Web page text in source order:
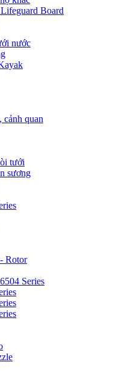
Board
nước
quan
tưới
sương
Rotor
Series